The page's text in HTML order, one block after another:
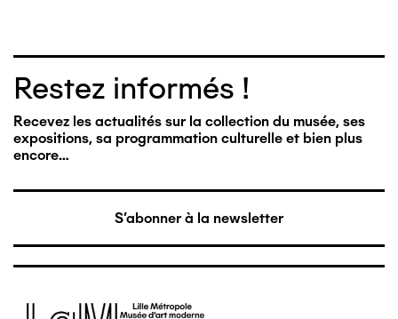
Restez informés !
Recevez les actualités sur la collection du musée, ses
expositions, sa programmation culturelle et bien plus
encore…
S'abonner à la newsletter
Image